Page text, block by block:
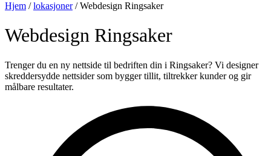
Hjem /lokasjoner/Webdesign Ringsaker
Webdesign Ringsaker
Trenger du en ny nettside til bedriften din i Ringsaker? Vi designer
skreddersydde nettsider som bygger tillit, tiltrekker kunder og gir
målbare resultater.